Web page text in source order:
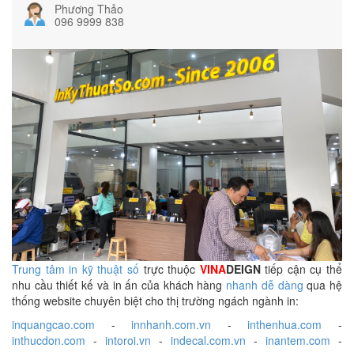
Phương Thảo
096 9999 838
Trung tâm in kỹ thuật số trực thuộc VINADEIGNtiếp cận cụ thể
nhu cầu thiết kế và in ấn của khách hàng nhanh dễ dàng qua hệ
thống website chuyên biệt cho thị trường ngách ngành in:
inquangcao.com -innhanh.com.vn -inthenhua.com -
inthucdon.com - intoroi.vn - indecal.com.vn - inantem.com -